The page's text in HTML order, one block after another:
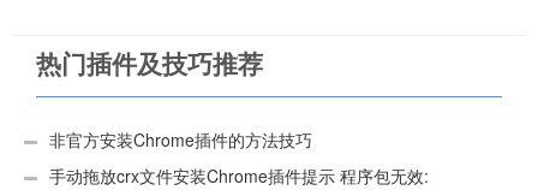
热门插件及技巧推荐
非官方安装Chrome插件的方法技巧
手动拖放crx文件安装Chrome插件提示 程序包无效: